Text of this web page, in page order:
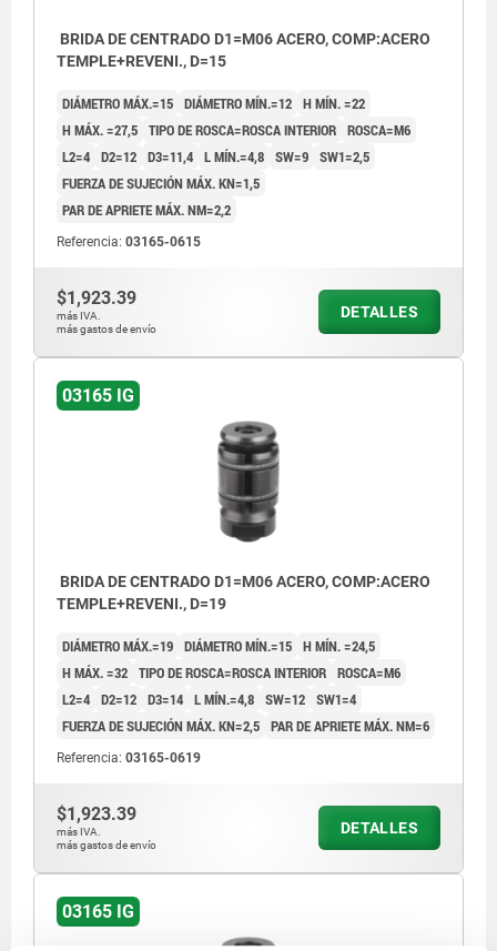
BRIDA DE CENTRADO D1=M06 ACERO, COMP:ACERO
TEMPLE+REVENI., D=15
DIÁMETRO MÁX.=15 DIÁMETRO MÍN.=12 H MÍN. =22
H MÁX. =27,5 TIPO DE ROSCA=ROSCA INTERIOR ROSCA=M6
L2=4 D2=12 D3=11,4 L MÍN.=4,8 SW=9 SW1=2,5
FUERZA DE SUJECIÓN MÁX. KN=1,5
PAR DE APRIETE MÁX. NM=2,2
Referencia: 03165-0615
$1,923.39
más IVA.
más gastos de envío
DETALLES
03165 IG
BRIDA DE CENTRADO D1=M06 ACERO, COMP:ACERO
TEMPLE+REVENI., D=19
DIÁMETRO MÁX.=19 DIÁMETRO MÍN.=15 H MÍN. =24,5
H MÁX. =32 TIPO DE ROSCA=ROSCA INTERIOR ROSCA=M6
L2=4 D2=12 D3=14 L MÍN.=4,8 SW=12 SW1=4
FUERZA DE SUJECIÓN MÁX. KN=2,5 PAR DE APRIETE MÁX. NM=6
Referencia: 03165-0619
$1,923.39
más IVA.
más gastos de envío
DETALLES
03165 IG